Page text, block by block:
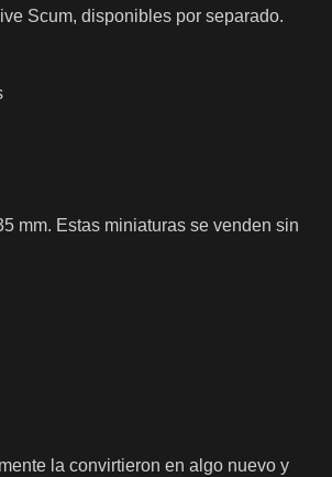
Scum, disponibles por separado.
mm. Estas miniaturas se venden sin
la convirtieron en algo nuevo y